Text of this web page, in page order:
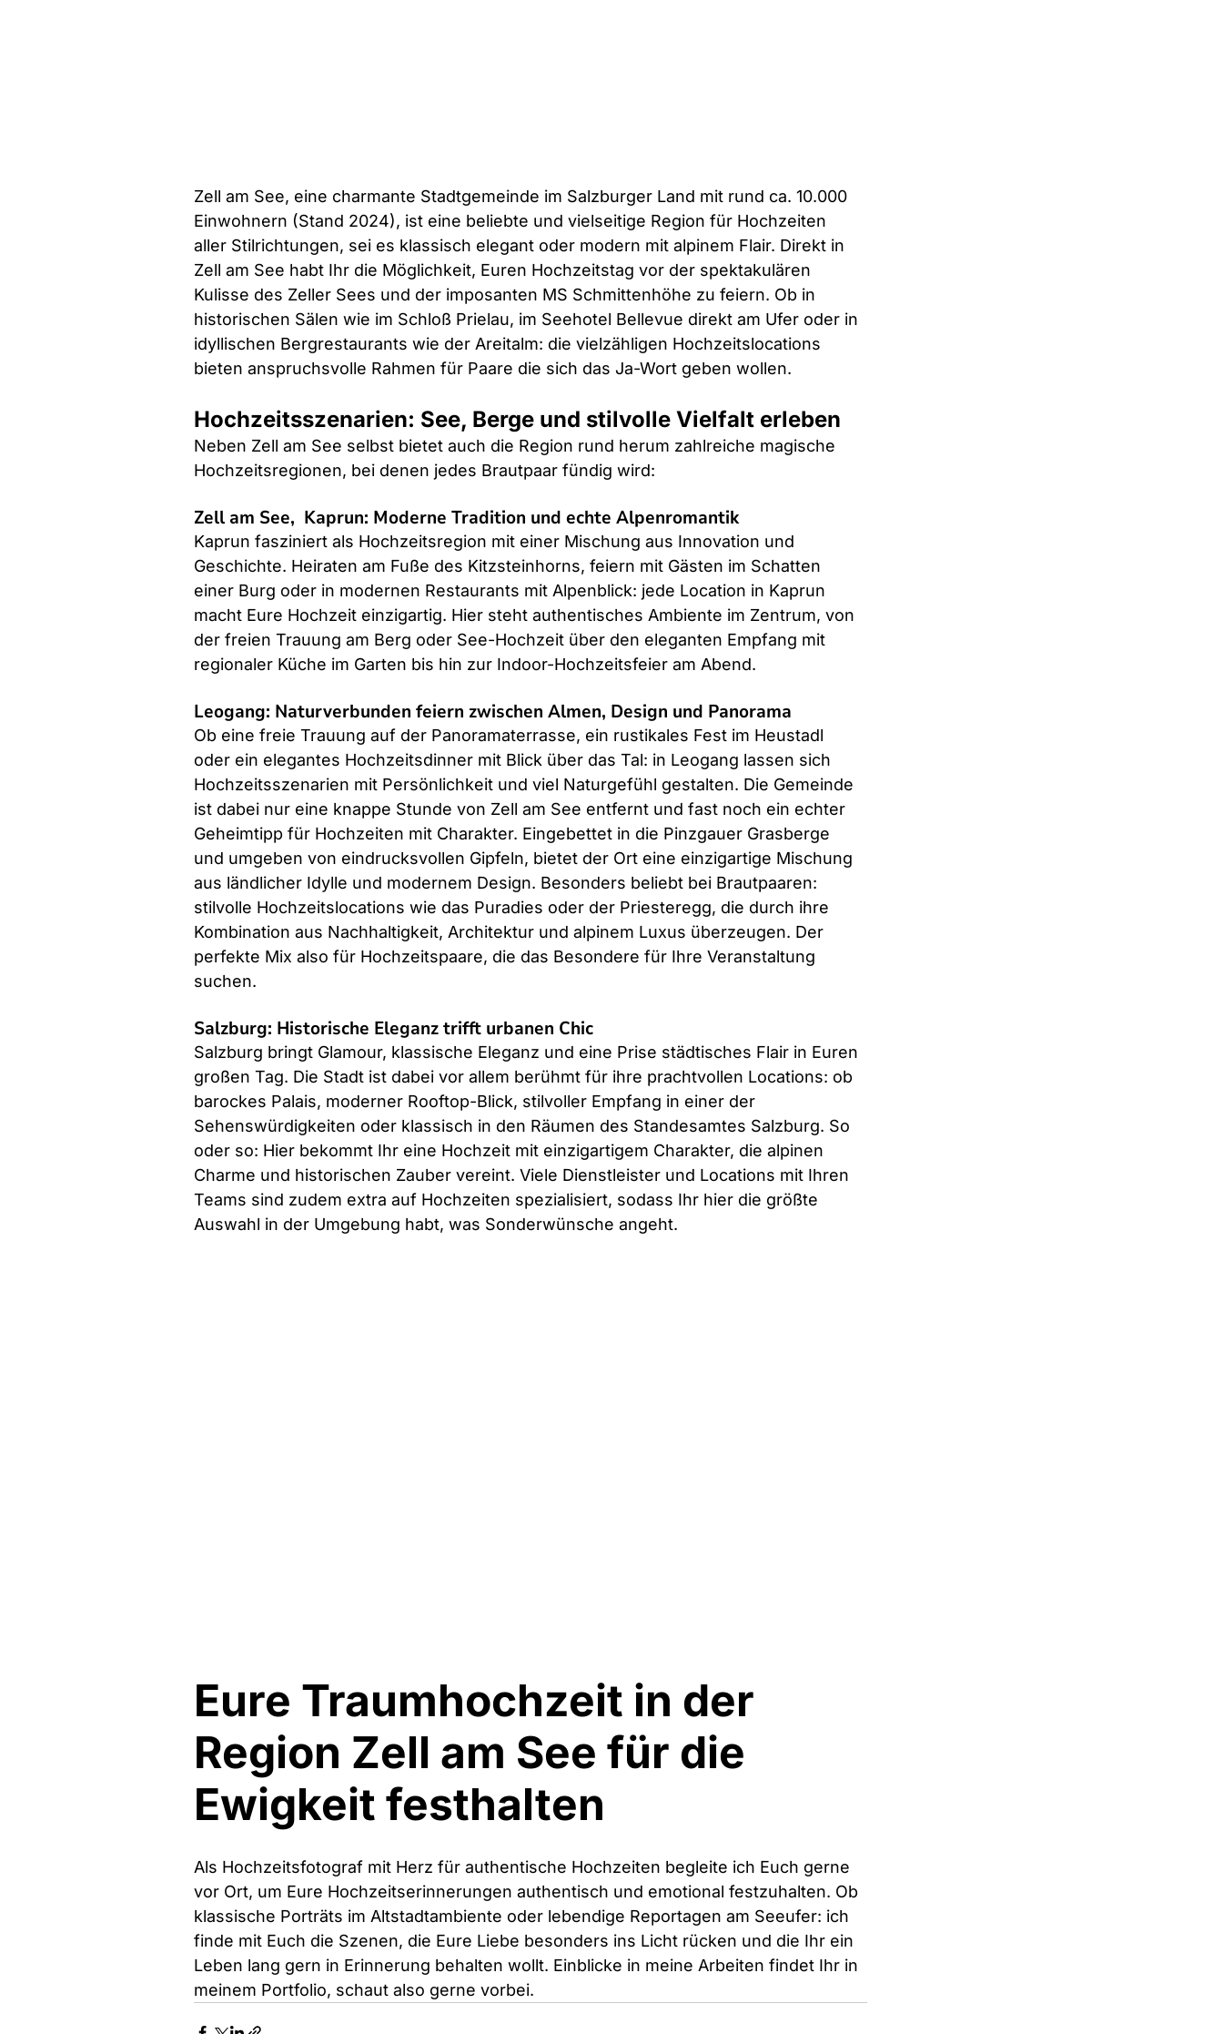
Zell am See, eine charmante Stadtgemeinde im Salzburger Land mit rund ca. 10.000
Einwohnern (Stand 2024), ist eine beliebte und vielseitige Region für Hochzeiten
aller Stilrichtungen, sei es klassisch elegant oder modern mit alpinem Flair. Direkt in
Zell am See habt Ihr die Möglichkeit, Euren Hochzeitstag vor der spektakulären
Kulisse des Zeller Sees und der imposanten MS Schmittenhöhe zu feiern. Ob in
historischen Sälen wie im Schloß Prielau, im Seehotel Bellevue direkt am Ufer oder in
idyllischen Bergrestaurants wie der Areitalm: die vielzähligen Hochzeitslocations
bieten anspruchsvolle Rahmen für Paare die sich das Ja-Wort geben wollen.
Hochzeitsszenarien: See, Berge und stilvolle Vielfalt erleben
Neben Zell am See selbst bietet auch die Region rund herum zahlreiche magische
Hochzeitsregionen, bei denen jedes Brautpaar fündig wird:
Zell am See,  Kaprun: Moderne Tradition und echte Alpenromantik
Kaprun fasziniert als Hochzeitsregion mit einer Mischung aus Innovation und
Geschichte. Heiraten am Fuße des Kitzsteinhorns, feiern mit Gästen im Schatten
einer Burg oder in modernen Restaurants mit Alpenblick: jede Location in Kaprun
macht Eure Hochzeit einzigartig. Hier steht authentisches Ambiente im Zentrum, von
der freien Trauung am Berg oder See-Hochzeit über den eleganten Empfang mit
regionaler Küche im Garten bis hin zur Indoor-Hochzeitsfeier am Abend.
Leogang: Naturverbunden feiern zwischen Almen, Design und Panorama
Ob eine freie Trauung auf der Panoramaterrasse, ein rustikales Fest im Heustadl
oder ein elegantes Hochzeitsdinner mit Blick über das Tal: in Leogang lassen sich
Hochzeitsszenarien mit Persönlichkeit und viel Naturgefühl gestalten. Die Gemeinde
ist dabei nur eine knappe Stunde von Zell am See entfernt und fast noch ein echter
Geheimtipp für Hochzeiten mit Charakter. Eingebettet in die Pinzgauer Grasberge
und umgeben von eindrucksvollen Gipfeln, bietet der Ort eine einzigartige Mischung
aus ländlicher Idylle und modernem Design. Besonders beliebt bei Brautpaaren:
stilvolle Hochzeitslocations wie das Puradies oder der Priesteregg, die durch ihre
Kombination aus Nachhaltigkeit, Architektur und alpinem Luxus überzeugen. Der
perfekte Mix also für Hochzeitspaare, die das Besondere für Ihre Veranstaltung
suchen.
Salzburg: Historische Eleganz trifft urbanen Chic
Salzburg bringt Glamour, klassische Eleganz und eine Prise städtisches Flair in Euren
großen Tag. Die Stadt ist dabei vor allem berühmt für ihre prachtvollen Locations: ob
barockes Palais, moderner Rooftop-Blick, stilvoller Empfang in einer der
Sehenswürdigkeiten oder klassisch in den Räumen des Standesamtes Salzburg. So
oder so: Hier bekommt Ihr eine Hochzeit mit einzigartigem Charakter, die alpinen
Charme und historischen Zauber vereint. Viele Dienstleister und Locations mit Ihren
Teams sind zudem extra auf Hochzeiten spezialisiert, sodass Ihr hier die größte
Auswahl in der Umgebung habt, was Sonderwünsche angeht.
Eure Traumhochzeit in der
Region Zell am See für die
Ewigkeit festhalten
Als Hochzeitsfotograf mit Herz für authentische Hochzeiten begleite ich Euch gerne
vor Ort, um Eure Hochzeitserinnerungen authentisch und emotional festzuhalten. Ob
klassische Porträts im Altstadtambiente oder lebendige Reportagen am Seeufer: ich
finde mit Euch die Szenen, die Eure Liebe besonders ins Licht rücken und die Ihr ein
Leben lang gern in Erinnerung behalten wollt. Einblicke in meine Arbeiten findet Ihr in
meinem Portfolio, schaut also gerne vorbei.